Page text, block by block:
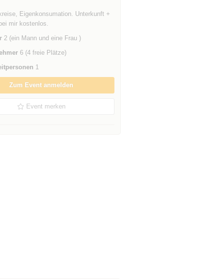
Eigenkonsumation. Unterkunft +
mir kostenlos.
2 (ein Mann und eine Frau )
6 (4 freie Plätze)
1
Zum Event anmelden
Event merken